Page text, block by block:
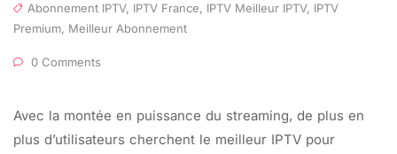
Abonnement IPTV, IPTV France, IPTV Meilleur IPTV, IPTV
Premium, Meilleur Abonnement
0 Comments
Avec la montée en puissance du streaming, de plus en
plus d’utilisateurs cherchent le meilleur IPTV pour